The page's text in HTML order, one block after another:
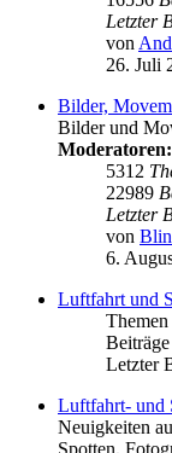
Letzter
von
26. Juli
Bilder,
Bilder und
Moderatoren:
5312
22989
Letzter
von
6.
Luftfahrt und
Themen
Beiträge
Letzter
Luftfahrt- und
Neuigkeiten
Spotten,